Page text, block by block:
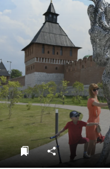
Тула
ДоброЦентр
Голодный